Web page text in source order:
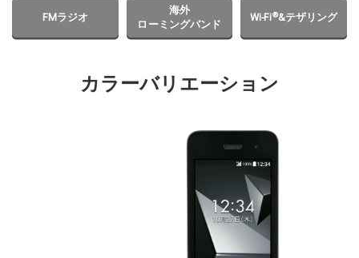
FMラジオ
海外
ローミングバンド
Wi-Fi®&テザリング
カラーバリエーション